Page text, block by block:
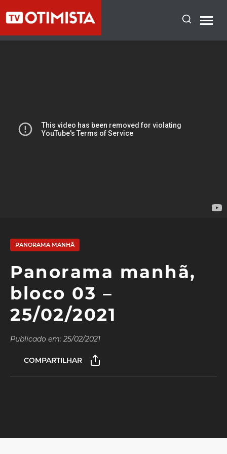
PANORAMA MANHÃ
Panorama manhã,
bloco 03 –
25/02/2021
Publicado em: 25/02/2021
COMPARTILHAR